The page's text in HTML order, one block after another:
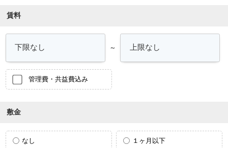
賃料
～
管理費・共益費込み
敷金
なし １ヶ月以下